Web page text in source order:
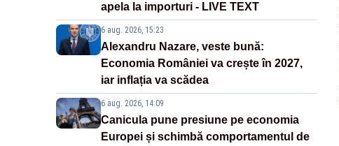
apela la importuri - LIVE TEXT
6 aug. 2026, 15:23
Alexandru Nazare, veste bună:
Economia României va crește în 2027,
iar inflația va scădea
6 aug. 2026, 14:09
Canicula pune presiune pe economia
Europei și schimbă comportamentul de